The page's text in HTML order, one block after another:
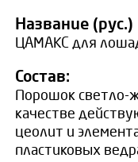
Название (рус.)
ЦАМАКС для
Состав:
Порошок светло-
качестве
цеолит и
пластиковых